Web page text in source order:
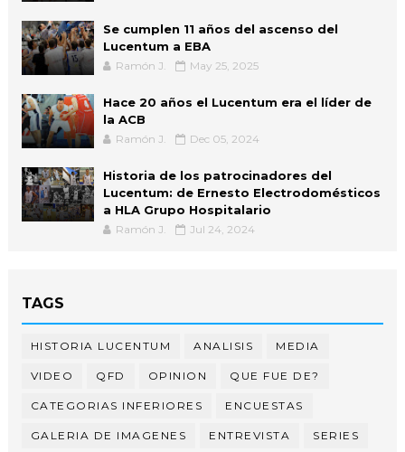
Se cumplen 11 años del ascenso del
Lucentum a EBA
Ramón J. May 25, 2025
Hace 20 años el Lucentum era el líder de
la ACB
Ramón J. Dec 05, 2024
Historia de los patrocinadores del
Lucentum: de Ernesto Electrodomésticos
a HLA Grupo Hospitalario
Ramón J. Jul 24, 2024
TAGS
HISTORIA LUCENTUM ANALISIS MEDIA
VIDEO QFD OPINION QUE FUE DE?
CATEGORIAS INFERIORES ENCUESTAS
GALERIA DE IMAGENES ENTREVISTA SERIES